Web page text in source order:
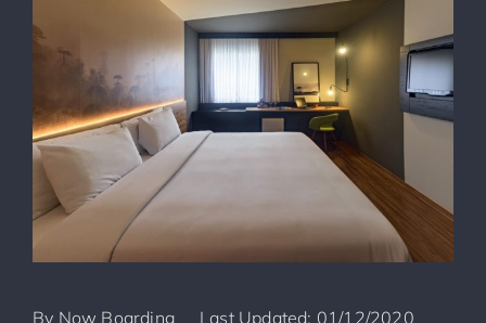
By Now Boarding
Last Updated: 01/12/2020